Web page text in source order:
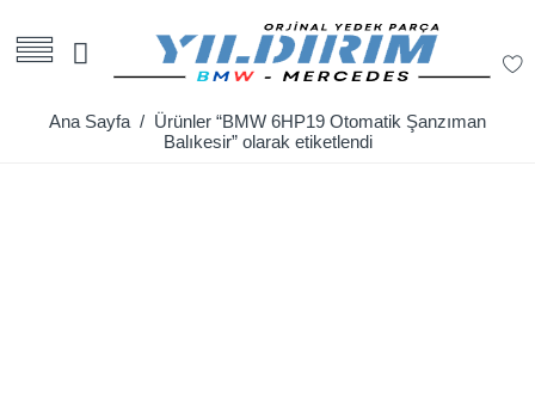
Ana Sayfa / Ürünler “BMW 6HP19 Otomatik Şanzıman
Balıkesir” olarak etiketlendi